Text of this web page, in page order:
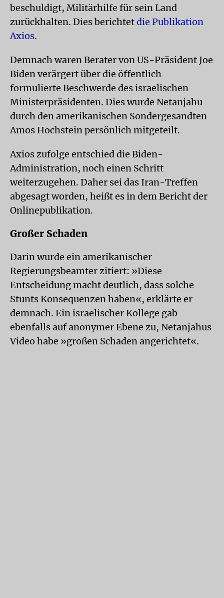
beschuldigt, Militärhilfe für sein Land
zurückhalten. Dies berichtetdie Publikation
Axios.
Demnach waren Berater von US-Präsident Joe
Biden verärgert über die öffentlich
formulierte Beschwerde des israelischen
Ministerpräsidenten. Dies wurde Netanjahu
durch den amerikanischen Sondergesandten
Amos Hochstein persönlich mitgeteilt.
Axios zufolge entschied die Biden-
Administration, noch einen Schritt
weiterzugehen. Daher sei das Iran-Treffen
abgesagt worden, heißt es in dem Bericht der
Onlinepublikation.
Großer Schaden
Darin wurde ein amerikanischer
Regierungsbeamter zitiert: »Diese
Entscheidung macht deutlich, dass solche
Stunts Konsequenzen haben«, erklärte er
demnach. Ein israelischer Kollege gab
ebenfalls auf anonymer Ebene zu, Netanjahus
Video habe »großen Schaden angerichtet«.